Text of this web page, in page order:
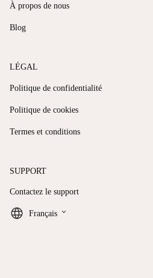
À propos de nous
Blog
LÉGAL
Politique de confidentialité
Politique de cookies
Termes et conditions
SUPPORT
Contactez le support
Français keyboard_arrow_down